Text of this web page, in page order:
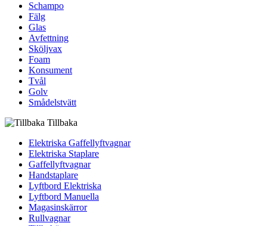
Schampo
Fälg
Glas
Avfettning
Sköljvax
Foam
Konsument
Tvål
Golv
Smådelstvätt
Tillbaka
Elektriska Gaffellyftvagnar
Elektriska Staplare
Gaffellyftvagnar
Handstaplare
Lyftbord Elektriska
Lyftbord Manuella
Magasinskärror
Rullvagnar